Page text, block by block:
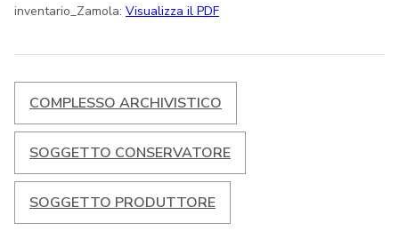
inventario_Zamola: Visualizza il PDF
COMPLESSO ARCHIVISTICO
SOGGETTO CONSERVATORE
SOGGETTO PRODUTTORE